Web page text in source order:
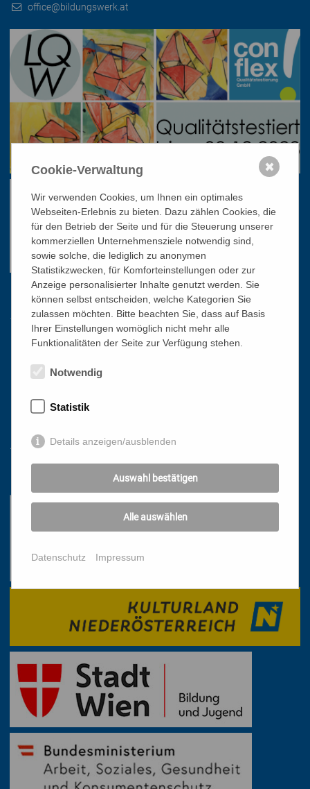
office@bildungswerk.at
Links
HOME
NEWSLETTER
DATENSCHUTZ
AGB
Mit freundlicher Unterstützung
Cookie-Verwaltung
Wir verwenden Cookies, um Ihnen ein optimales
Webseiten-Erlebnis zu bieten. Dazu zählen Cookies, die
für den Betrieb der Seite und für die Steuerung unserer
kommerziellen Unternehmensziele notwendig sind,
sowie solche, die lediglich zu anonymen
Statistikzwecken, für Komforteinstellungen oder zur
Anzeige personalisierter Inhalte genutzt werden. Sie
können selbst entscheiden, welche Kategorien Sie
zulassen möchten. Bitte beachten Sie, dass auf Basis
Ihrer Einstellungen womöglich nicht mehr alle
Funktionalitäten der Seite zur Verfügung stehen.
Notwendig
Statistik
Details anzeigen/ausblenden
Auswahl bestätigen
Alle auswählen
Datenschutz Impressum
✖